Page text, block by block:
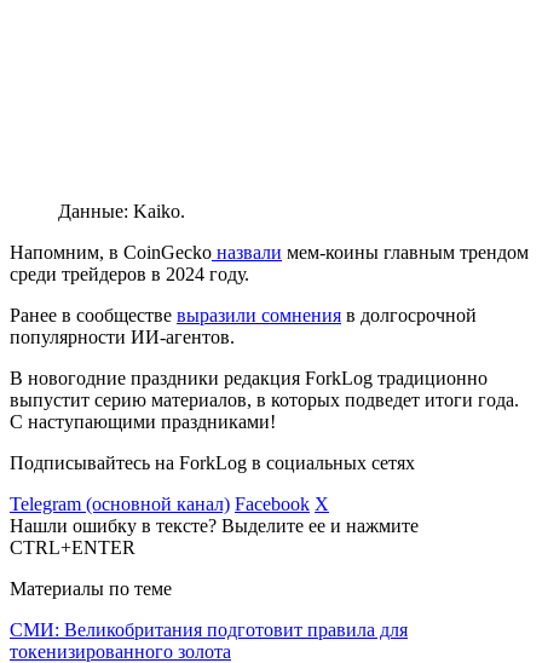
Данные: Kaiko.
Напомним, в CoinGecko назвали мем-коины главным трендом
среди трейдеров в 2024 году.
Ранее в сообществе выразили сомнения в долгосрочной
популярности ИИ-агентов.
В новогодние праздники редакция ForkLog традиционно
выпустит серию материалов, в которых подведет итоги года.
С наступающими праздниками!
Подписывайтесь на ForkLog в социальных сетях
Telegram (основной канал) Facebook X
Нашли ошибку в тексте? Выделите ее и нажмите
CTRL+ENTER
Материалы по теме
СМИ: Великобритания подготовит правила для
токенизированного золота